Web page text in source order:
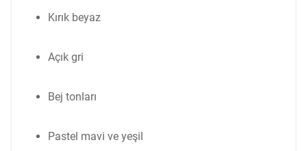
Kırık beyaz
Açık gri
Bej tonları
Pastel mavi ve yeşil